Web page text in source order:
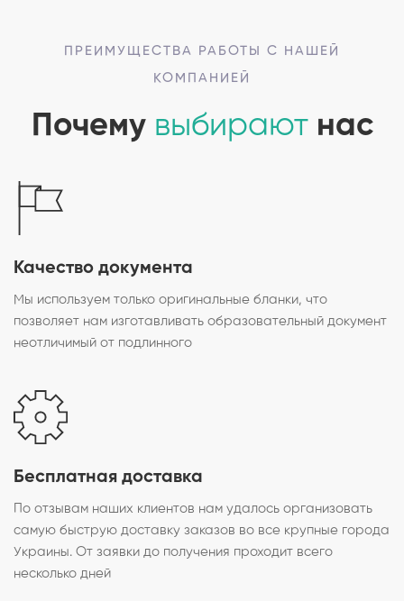
ПРЕИМУЩЕСТВА РАБОТЫ С НАШЕЙ
КОМПАНИЕЙ
Почему выбираютнас
Качество документа
Мы используем только оригинальные бланки, что
позволяет нам изготавливать образовательный документ
неотличимый от подлинного
Бесплатная доставка
По отзывам наших клиентов нам удалось организовать
самую быструю доставку заказов во все крупные города
Украины. От заявки до получения проходит всего
несколько дней